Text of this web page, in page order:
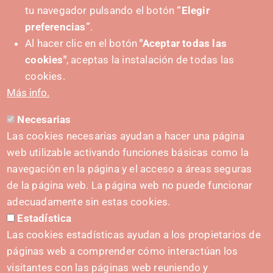
IMPULSA
CONTACTO
hola@irisnavarra.com
(+34) 628 23 12 32
C. del Sadar, 31006 Pamplona
Formulario de contacto
Kit de prensa
tu navegador pulsando el botón “Elegir
preferencias”.
Al hacer clic en el botón"Aceptar todas las
cookies", aceptas la instalación de todas las
cookies.
Más info.
Necesarias
Las cookies necesarias ayudan a hacer una página
web utilizable activando funciones básicas como la
navegación en la página y el acceso a áreas seguras
de la página web. La página web no puede funcionar
adecuadamente sin estas cookies.
Estadística
Las cookies estadísticas ayudan a los propietarios de
páginas web a comprender cómo interactúan los
visitantes con las páginas web reuniendo y